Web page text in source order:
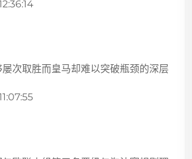
屡次取胜而皇马却难以突破瓶颈的深层